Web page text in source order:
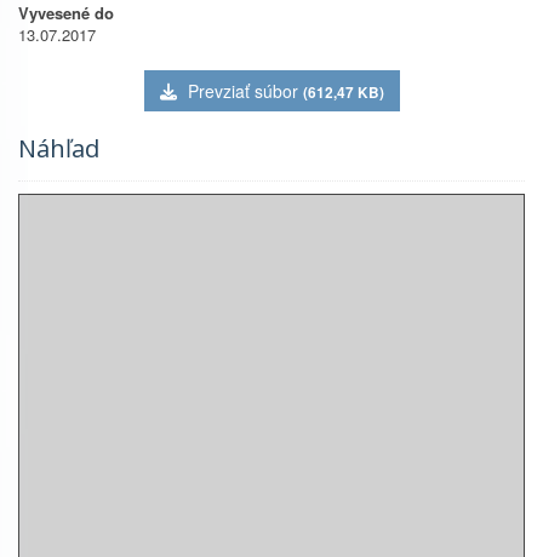
Vyvesené do
13.07.2017
Prevziať súbor (612,47 KB)
Náhľad